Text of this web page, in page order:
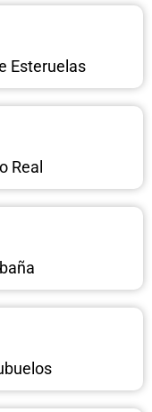
Esteruelas
Real